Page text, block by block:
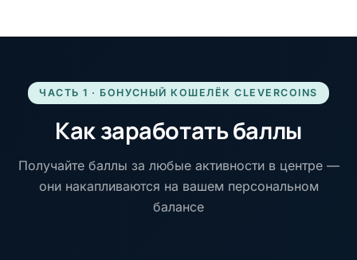
ЧАСТЬ 1 · БОНУСНЫЙ КОШЕЛЁК CLEVERCOINS
Как заработать баллы
Получайте баллы за любые активности в центре —
они накапливаются на вашем персональном
балансе